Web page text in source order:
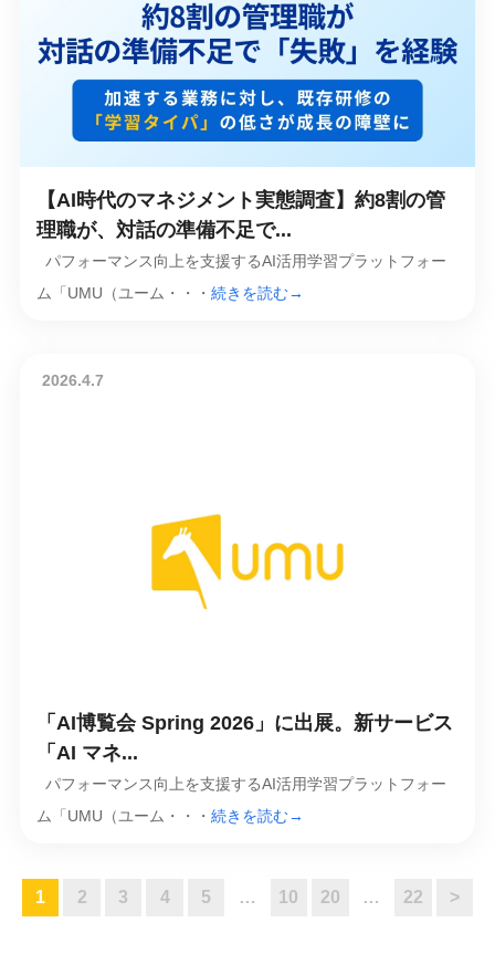
【AI時代のマネジメント実態調査】約8割の管
理職が、対話の準備不足で...
パフォーマンス向上を支援するAI活用学習プラットフォー
ム「UMU（ユーム・・・ 続きを読む→
2026.4.7
「AI博覧会 Spring 2026」に出展。新サービス
「AI マネ...
パフォーマンス向上を支援するAI活用学習プラットフォー
ム「UMU（ユーム・・・ 続きを読む→
1 2 3 4 5 … 10 20 … 22 >